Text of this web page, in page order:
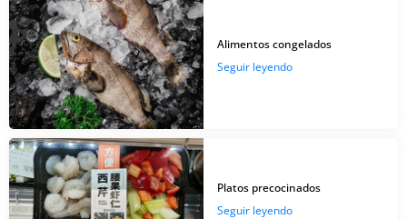
Alimentos congelados
Seguir leyendo
Platos precocinados
Seguir leyendo